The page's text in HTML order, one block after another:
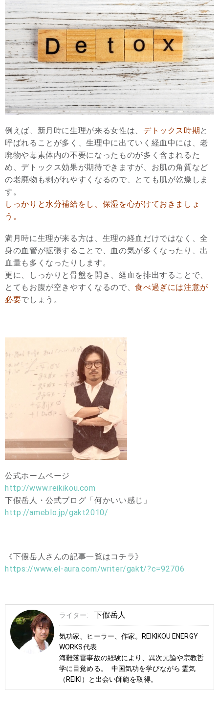
例えば、新月時に生理が来る女性は、 デトックス時期と
呼ばれることが多く、生理中に出ていく経血中には、老
廃物や毒素体内の不要になったものが多く含まれるた
め、デトックス効果が期待できますが、お肌の角質など
の老廃物も剥がれやすくなるので、とても肌が乾燥しま
す。
しっかりと水分補給をし、保湿を心がけておきましょ
う。
満月時に生理が来る方は、生理の経血だけではなく、全
身の血管が拡張することで、血の気が多くなったり、出
血量も多くなったりします。
更に、しっかりと骨盤を開き、経血を排出することで、
とてもお腹が空きやすくなるので、食べ過ぎには注意が
必要でしょう。
公式ホームページ
http://www.reikikou.com
下假岳人・公式ブログ「何かいい感じ」
http://ameblo.jp/gakt2010/
《下假岳人さんの記事一覧はコチラ》
https://www.el-aura.com/writer/gakt/?c=92706
ライター: 下假岳人
気功家、ヒーラー、作家。REIKIKOU ENERGY
WORKS代表
海難落雷事故の経験により、異次元論や宗教哲
学に目覚める。 中国気功を学びながら 霊気
（REIKI）と出会い師範を取得。